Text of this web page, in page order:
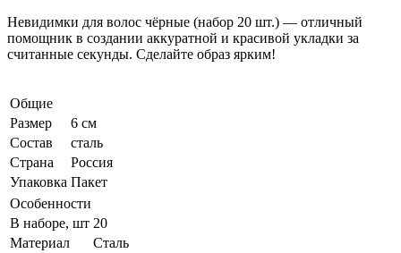
Невидимки для волос чёрные (набор 20 шт.) — отличный
помощник в создании аккуратной и красивой укладки за
считанные секунды. Сделайте образ ярким!
Общие
Размер
6 см
Состав
сталь
Страна
Россия
Упаковка Пакет
Особенности
В наборе, шт 20
Материал
Сталь